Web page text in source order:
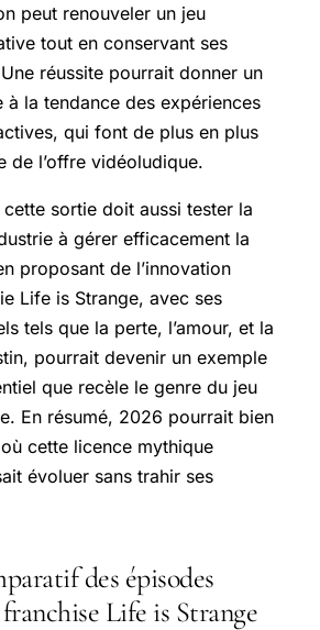
peut renouveler un jeu
tout en conservant ses
réussite pourrait donner un
à la tendance des expériences
qui font de plus en plus
de l’offre vidéoludique.
sortie doit aussi tester la
à gérer efficacement la
proposant de l’innovation
Life is Strange, avec ses
tels que la perte, l’amour, et la
pourrait devenir un exemple
que recèle le genre du jeu
En résumé, 2026 pourrait bien
où cette licence mythique
évoluer sans trahir ses
des épisodes
Life is Strange